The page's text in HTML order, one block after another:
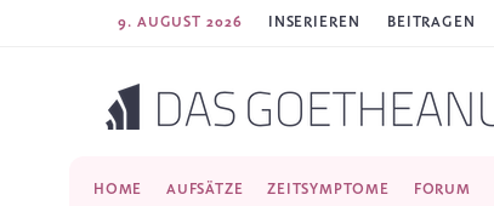
9. AUGUST 2026 INSERIEREN BEITRAGEN
HOME AUFSÄTZE ZEITSYMPTOME FORUM